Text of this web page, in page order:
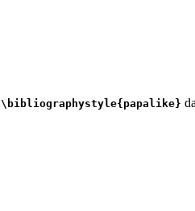
\bibliographystyle{papalike}